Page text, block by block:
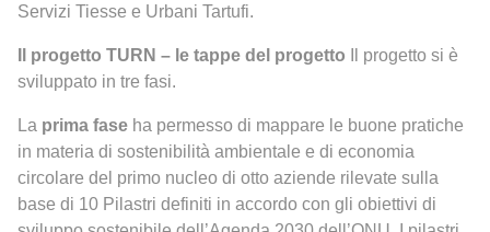
Servizi Tiesse e Urbani Tartufi.
Il progetto TURN – le tappe del progetto Il progetto si è
sviluppato in tre fasi.
La prima fase ha permesso di mappare le buone pratiche
in materia di sostenibilità ambientale e di economia
circolare del primo nucleo di otto aziende rilevate sulla
base di 10 Pilastri definiti in accordo con gli obiettivi di